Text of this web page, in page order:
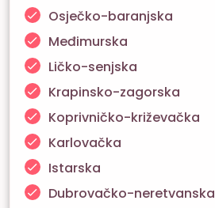
Osječko-baranjska
Međimurska
Ličko-senjska
Krapinsko-zagorska
Koprivničko-križevačka
Karlovačka
Istarska
Dubrovačko-neretvanska